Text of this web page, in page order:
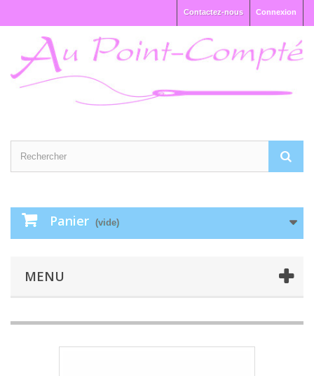
Connexion
Contactez-nous
Panier (vide)
MENU